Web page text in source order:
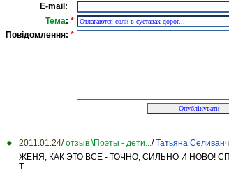
E-mail:
Тема: *
Повідомлення: *
2011.01.24/ отзыв \Поэты - дети.../Татьяна
ЖЕНЯ, КАК ЭТО ВCЕ - ТОЧНО, СИЛЬНО И НОВО!
Т.